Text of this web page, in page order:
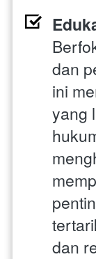
dan
ini
yang
dan